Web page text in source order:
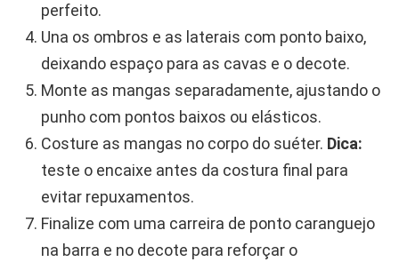
perfeito.
Una os ombros e as laterais com ponto baixo,
deixando espaço para as cavas e o decote.
Monte as mangas separadamente, ajustando o
punho com pontos baixos ou elásticos.
Costure as mangas no corpo do suéter. Dica:
teste o encaixe antes da costura final para
evitar repuxamentos.
Finalize com uma carreira de ponto caranguejo
na barra e no decote para reforçar o